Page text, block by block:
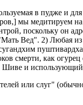
в пудже и
мы медитируем
поскольку он
Вед". 2) Любая из
смерти, как
и
или слуг"